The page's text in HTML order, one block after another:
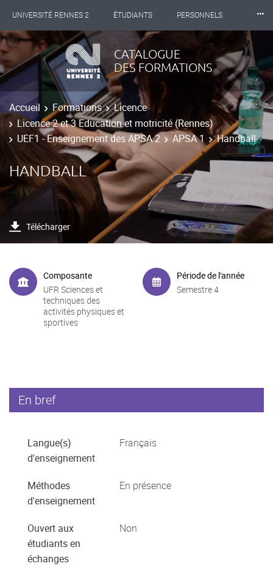
UNIVERSITÉ RENNES 2 ÉTUDIANTS PERSONNELS
INTERNATIONAL PROFESSIONNELS BIBLIOTHÈQUES
LES NOUVELLES DE RENNES 2
⸱⸱⸱
CATALOGUE
DES FORMATIONS
Accueil Formations
Licence
Licence 2 et 3 Education et motricité (Rennes)
UEF1 - Enseignement des APSA 2
APSA 1 Handball
HANDBALL
Télécharger
Composante
UFR Sciences et
techniques des
activités physiques et
sportives
Période de l'année
Semestre 4
En bref
Langue(s)
d'enseignement
Français
Méthodes
d'enseignement
En présence
Ouvert aux
étudiants en
échanges
Non